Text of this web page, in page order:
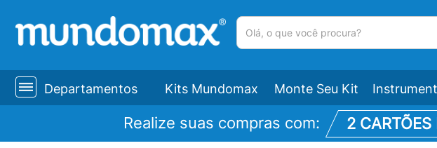
Departamentos Kits Mundomax Monte Seu Kit
Realize suas compras com: 2 CARTÕES